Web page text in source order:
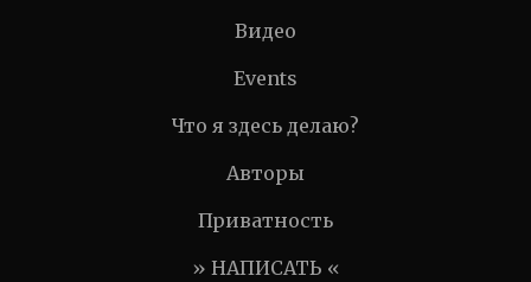
Видео
Events
Что я здесь делаю?
Авторы
Приватность
» НАПИСАТЬ «